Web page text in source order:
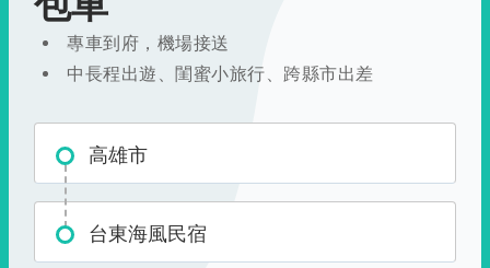
專車到府，機場接送
中長程出遊、閨蜜小旅行、跨縣市出差
高雄市
台東海風民宿